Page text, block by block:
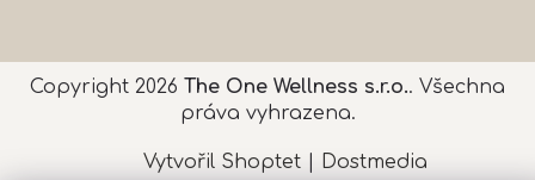
Vytvořil Shoptet Dostmedia
Copyright 2026 The One Wellness s.r.o.. Všechna
práva vyhrazena.